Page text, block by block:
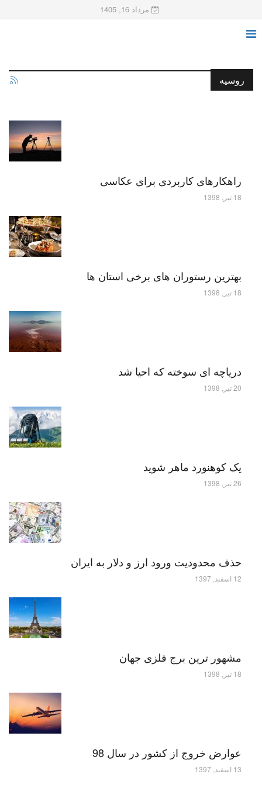
مرداد 16, 1405
روسیه
راهکارهای کاربردی برای عکاسی
18 تیر, 1398
بهترین رستوران های برخی استان ها
18 تیر, 1398
دریاچه ای سوخته که احیا شد
20 تیر, 1398
یک کوهنورد ماهر شوید
26 تیر, 1398
حذف محدودیت ورود ارز و دلار به ایران
12 اسفند, 1397
مشهور ترین برج فلزی جهان
18 تیر, 1398
عوارض خروج از کشور در سال 98
13 اسفند, 1397